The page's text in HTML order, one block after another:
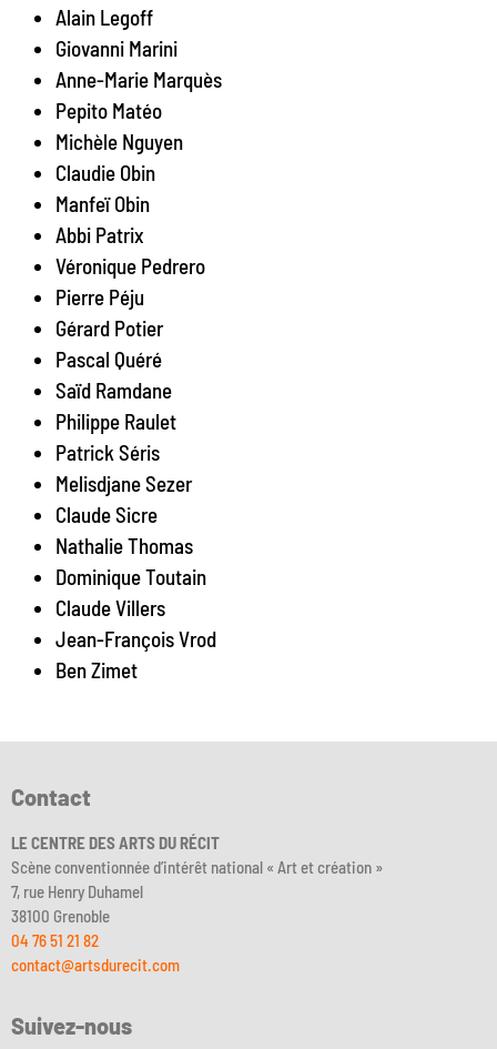
Alain Legoff
Giovanni Marini
Anne-Marie Marquès
Pepito Matéo
Michèle Nguyen
Claudie Obin
Manfeï Obin
Abbi Patrix
Véronique Pedrero
Pierre Péju
Gérard Potier
Pascal Quéré
Saïd Ramdane
Philippe Raulet
Patrick Séris
Melisdjane Sezer
Claude Sicre
Nathalie Thomas
Dominique Toutain
Claude Villers
Jean-François Vrod
Ben Zimet
Contact
LE CENTRE DES ARTS DU RÉCIT
Scène conventionnée d’intérêt national « Art et création »
7, rue Henry Duhamel
38100 Grenoble
04 76 51 21 82
contact@artsdurecit.com
Suivez-nous